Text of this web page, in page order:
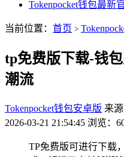
Tokenpocket钱包最新
当前位置： 首页 >
tp免费版下载-钱
潮流
Tokenpocket钱包安卓版 来
2026-03-21 21:54:45 浏览：
TP免费版可进行下载